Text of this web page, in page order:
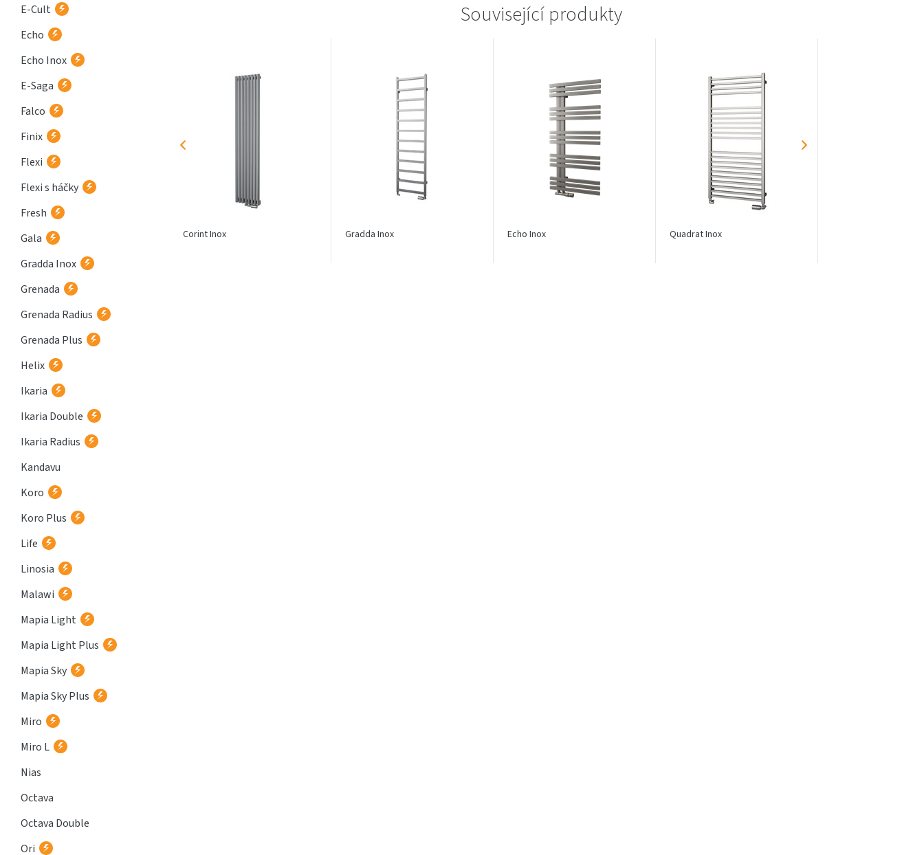
E-Cult
Echo
Echo Inox
E-Saga
Falco
Finix
Flexi
Flexi s háčky
Fresh
Gala
Gradda Inox
Grenada
Grenada Radius
Grenada Plus
Helix
Ikaria
Ikaria Double
Ikaria Radius
Kandavu
Koro
Koro Plus
Life
Linosia
Malawi
Mapia Light
Mapia Light Plus
Mapia Sky
Mapia Sky Plus
Miro
Miro L
Nias
Octava
Octava Double
Ori
Související produkty
Zoya Inox Corint Inox Gradda Inox Echo Inox Quadrat Inox